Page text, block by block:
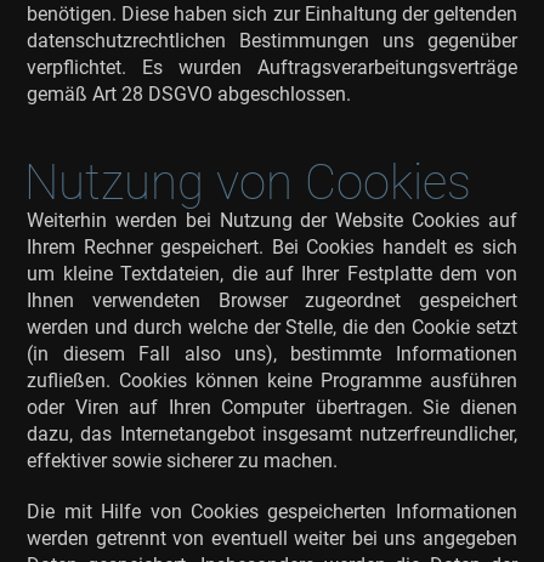
benötigen. Diese haben sich zur Einhaltung der geltenden
datenschutzrechtlichen Bestimmungen uns gegenüber
verpflichtet. Es wurden Auftragsverarbeitungsverträge
gemäß Art 28 DSGVO abgeschlossen.
Nutzung von Cookies
Weiterhin werden bei Nutzung der Website Cookies auf
Ihrem Rechner gespeichert. Bei Cookies handelt es sich
um kleine Textdateien, die auf Ihrer Festplatte dem von
Ihnen verwendeten Browser zugeordnet gespeichert
werden und durch welche der Stelle, die den Cookie setzt
(in diesem Fall also uns), bestimmte Informationen
zufließen. Cookies können keine Programme ausführen
oder Viren auf Ihren Computer übertragen. Sie dienen
dazu, das Internetangebot insgesamt nutzerfreundlicher,
effektiver sowie sicherer zu machen.
Die mit Hilfe von Cookies gespeicherten Informationen
werden getrennt von eventuell weiter bei uns angegeben